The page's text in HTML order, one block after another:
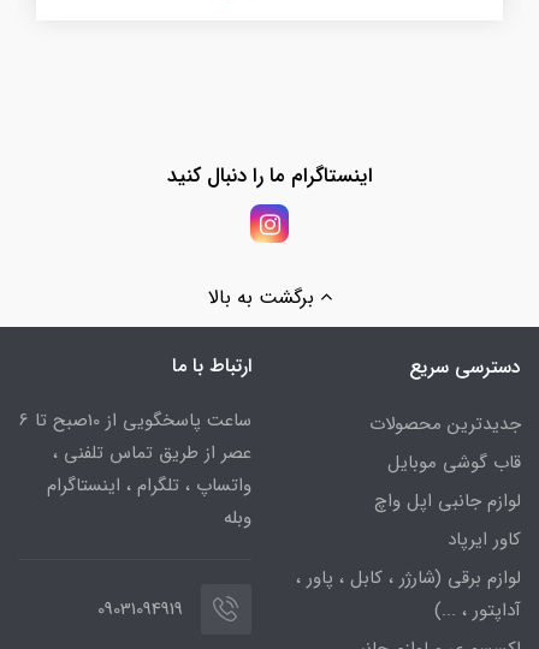
اینستاگرام ما را دنبال کنید
برگشت به بالا
دسترسی سریع
جدیدترین محصولات
قاب گوشی موبایل
لوازم جانبی اپل واچ
کاور ایرپاد
لوازم برقی (شارژر ، کابل ، پاور ،
آداپتور ، ...)
ارتباط با ما
ساعت پاسخگویی از 10صبح تا 6
عصر از طریق تماس تلفنی ،
واتساپ ، تلگرام ، اینستاگرام
وبله
09031094919